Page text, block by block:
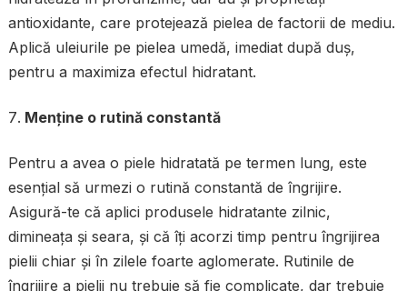
antioxidante, care protejează pielea de factorii de mediu.
Aplică uleiurile pe pielea umedă, imediat după duș,
pentru a maximiza efectul hidratant.
Menține o rutină constantă
Pentru a avea o piele hidratată pe termen lung, este
esențial să urmezi o rutină constantă de îngrijire.
Asigură-te că aplici produsele hidratante zilnic,
dimineața și seara, și că îți acorzi timp pentru îngrijirea
pielii chiar și în zilele foarte aglomerate. Rutinile de
îngrijire a pielii nu trebuie să fie complicate, dar trebuie